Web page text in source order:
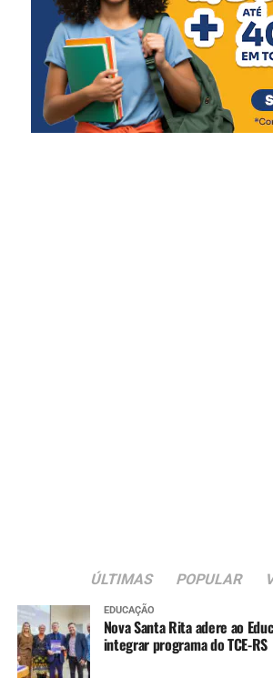
ÚLTIMAS POPULAR
EDUCAÇÃO
Nova Santa Rita adere ao
integrar programa do TCE-RS